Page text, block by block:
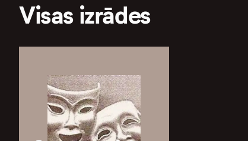
Visas izrādes